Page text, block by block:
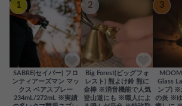
1
SABRE(セイバー) フロ
ンティアーズマン マッ
クス ベアスプレー
234mL/272mL ※実績
2
Big Forest(ビッグフォ
レスト) 熊よけ鈴 熊に
金棒 ※消音機能で人気
登山道にも ※職人によ
3
Glass
ンプ) ※
の炎 ※